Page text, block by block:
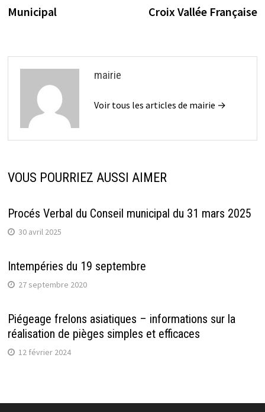
l’article
Municipal
Croix Vallée Française
mairie
Voir tous les articles de mairie →
VOUS POURRIEZ AUSSI AIMER
Procés Verbal du Conseil municipal du 31 mars 2025
30 avril 2025
Intempéries du 19 septembre
27 septembre 2020
Piégeage frelons asiatiques – informations sur la
réalisation de pièges simples et efficaces
12 février 2024